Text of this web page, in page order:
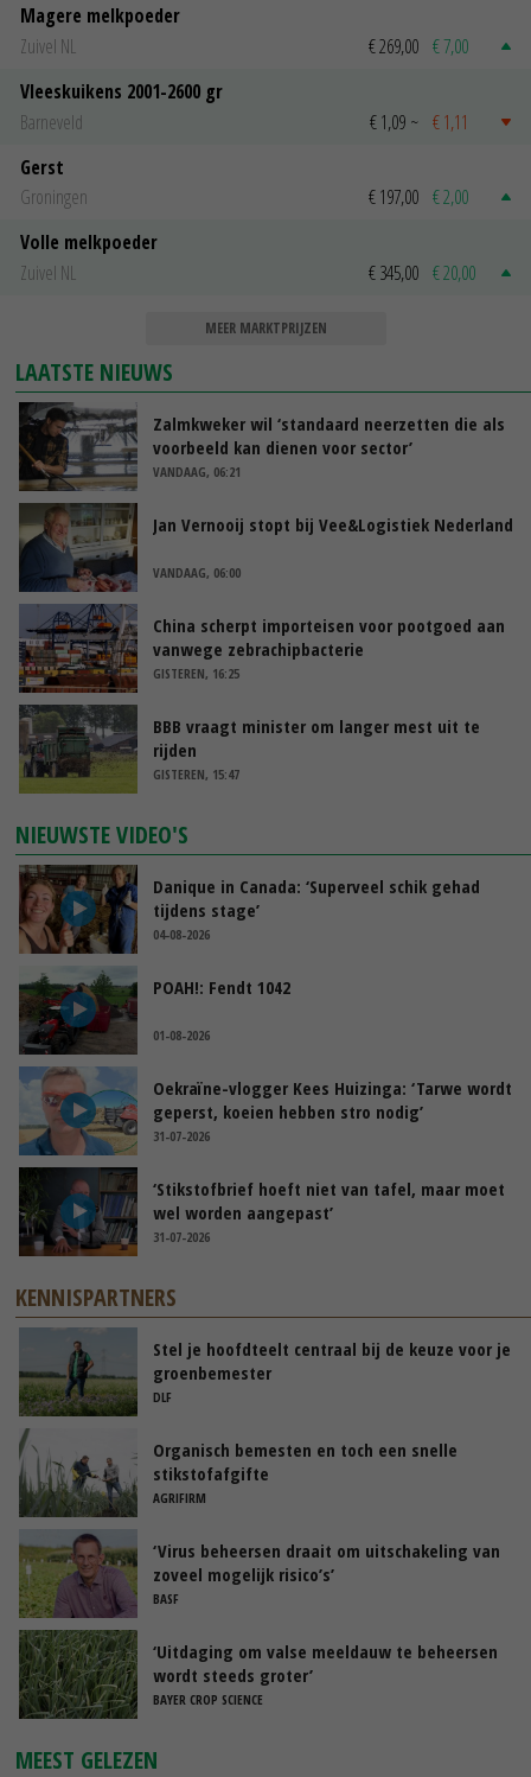
Magere melkpoeder
Zuivel NL
€ 269,00 € 7,00
Vleeskuikens 2001-2600 gr
Barneveld
€ 1,09 ~ € 1,11
Gerst
Groningen
€ 197,00 € 2,00
Volle melkpoeder
Zuivel NL
€ 345,00 € 20,00
MEER MARKTPRIJZEN
LAATSTE NIEUWS
Zalmkweker wil ‘standaard neerzetten die als
voorbeeld kan dienen voor sector’
VANDAAG, 06:21
Jan Vernooij stopt bij Vee&Logistiek Nederland
VANDAAG, 06:00
China scherpt importeisen voor pootgoed aan
vanwege zebrachipbacterie
GISTEREN, 16:25
BBB vraagt minister om langer mest uit te
rijden
GISTEREN, 15:47
NIEUWSTE VIDEO'S
Danique in Canada: ‘Superveel schik gehad
tijdens stage’
04-08-2026
POAH!: Fendt 1042
01-08-2026
Oekraïne-vlogger Kees Huizinga: ‘Tarwe wordt
geperst, koeien hebben stro nodig’
31-07-2026
‘Stikstofbrief hoeft niet van tafel, maar moet
wel worden aangepast’
31-07-2026
KENNISPARTNERS
Stel je hoofdteelt centraal bij de keuze voor je
groenbemester
DLF
Organisch bemesten en toch een snelle
stikstofafgifte
AGRIFIRM
‘Virus beheersen draait om uitschakeling van
zoveel mogelijk risico’s’
BASF
‘Uitdaging om valse meeldauw te beheersen
wordt steeds groter’
BAYER CROP SCIENCE
MEEST GELEZEN